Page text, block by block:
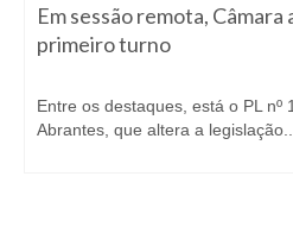
Em sessão remota,
primeiro turno
Entre os destaques, está o PL nº
Abrantes, que altera a legislação...